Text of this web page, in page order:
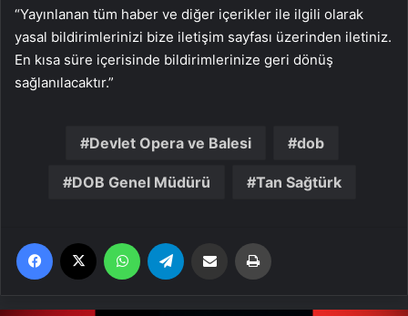
“Yayınlanan tüm haber ve diğer içerikler ile ilgili olarak
yasal bildirimlerinizi bize iletişim sayfası üzerinden iletiniz.
En kısa süre içerisinde bildirimlerinize geri dönüş
sağlanılacaktır.”
Devlet Opera ve Balesi dob
DOB Genel Müdürü Tan Sağtürk
Facebook WhatsApp Email'den paylaş